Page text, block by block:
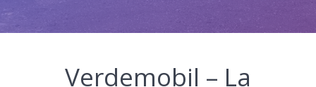
Verdemobil – La